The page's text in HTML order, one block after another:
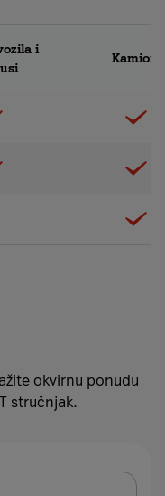
i
Kamioni
okvirnu ponudu
stručnjak.